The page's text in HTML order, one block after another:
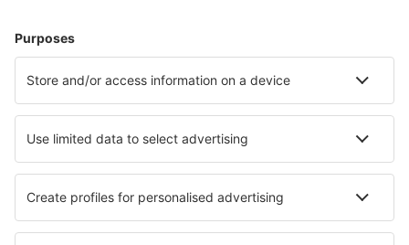
Cele mai căutate cazări de către utilizatorii eSky
Cazare în Gabon - Orașe populare
Cazare în Moanda Cazare în Libreville
Cazare în Franceville Cazare în Gamba